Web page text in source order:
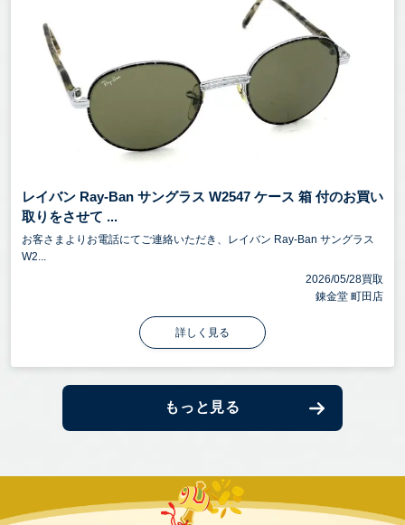
レイバン Ray-Ban サングラス W2547 ケース 箱 付のお買い
取りをさせて ...
お客さまよりお電話にてご連絡いただき、レイバン Ray-Ban サングラス
W2...
2026/05/28買取
錬金堂 町田店
詳しく見る
もっと見る